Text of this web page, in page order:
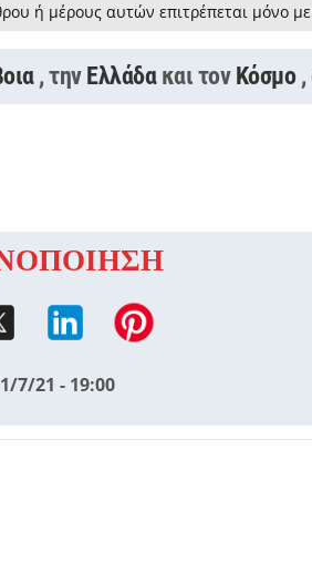
ή μέρους αυτών επιτρέπεται μόνο
, την Ελλάδα και τον Κόσμο ,
7/21 - 19:00